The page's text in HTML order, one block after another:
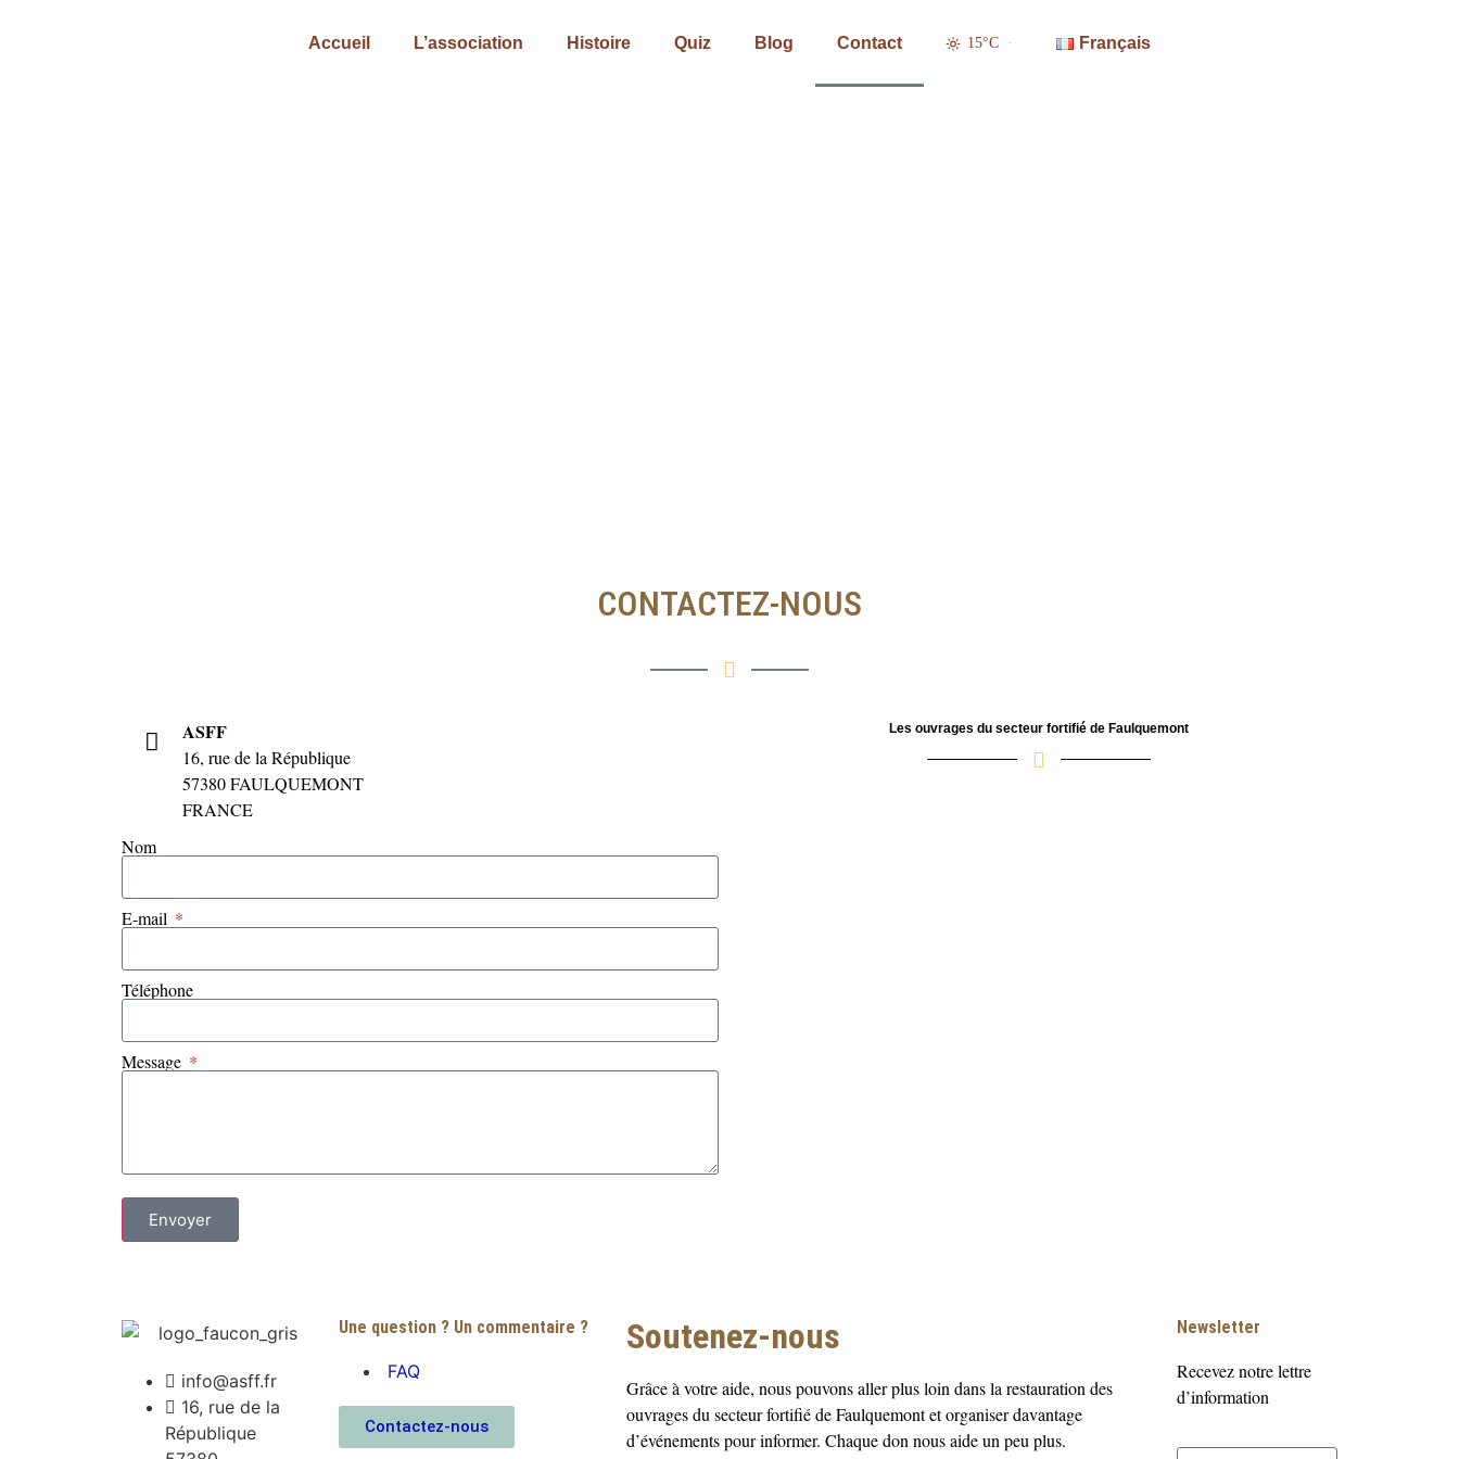
Accueil L’association Histoire Quiz Blog Contact 15°C Français
CONTACTEZ-NOUS
ASFF
16, rue de la République
57380 FAULQUEMONT
FRANCE
Nom
E-mail
Téléphone
Message
Envoyer
Les ouvrages du secteur fortifié de Faulquemont
info@asff.fr
16, rue de la
République
Une question ? Un commentaire ?
FAQ
Contactez-nous
Soutenez-nous
Grâce à votre aide, nous pouvons aller plus loin dans la restauration des
ouvrages du secteur fortifié de Faulquemont et organiser davantage
d’événements pour informer. Chaque don nous aide un peu plus.
Newsletter
Recevez notre lettre
d’information